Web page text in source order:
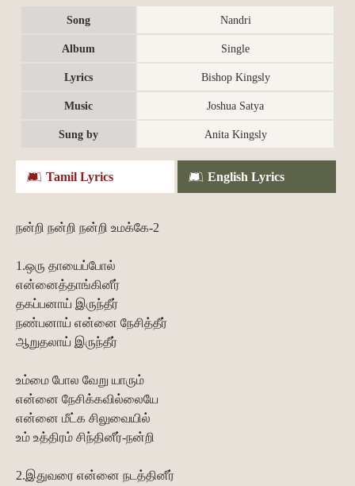
Song Nandri
Album Single
Lyrics Bishop Kingsly
Music Joshua Satya
Sung by Anita Kingsly
Tamil Lyrics English Lyrics
நன்றி நன்றி நன்றி உமக்கே-2
1.ஒரு தாயைப்போல்
என்னைத்தாங்கினீர்
தகப்பனாய் இருந்தீர்
நண்பனாய் என்னை நேசித்தீர்
ஆறுதலாய் இருந்தீர்
உம்மை போல வேறு யாரும்
என்னை நேசிக்கவில்லையே
என்னை மீட்க சிலுவையில்
உம் உத்திரம் சிந்தினீர்-நன்றி
2.இதுவரை என்னை நடத்தினீர்